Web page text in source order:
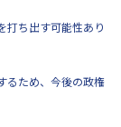
打ち出す可能性あり
るため、今後の政権